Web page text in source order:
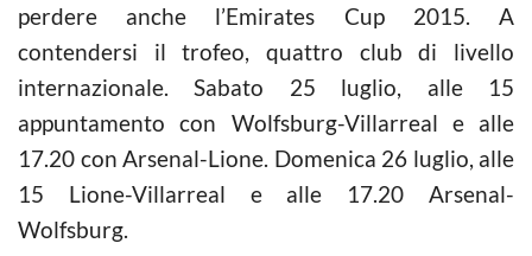
perdere anche l’Emirates Cup 2015. A
contendersi il trofeo, quattro club di livello
internazionale. Sabato 25 luglio, alle 15
appuntamento con Wolfsburg-Villarreal e alle
17.20 con Arsenal-Lione. Domenica 26 luglio, alle
15 Lione-Villarreal e alle 17.20 Arsenal-
Wolfsburg.